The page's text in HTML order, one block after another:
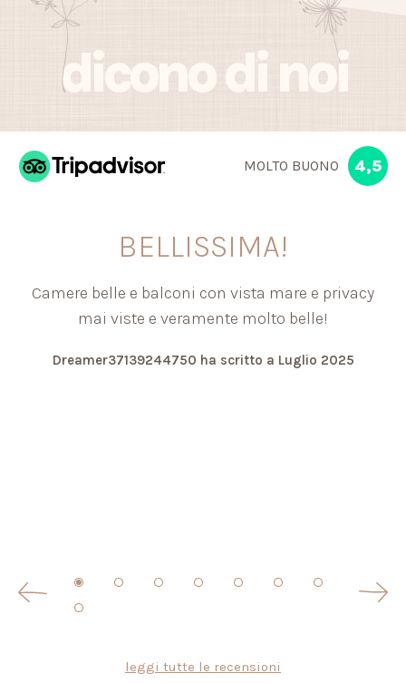
dicono di noi
MOLTO BUONO 4,5
BELLISSIMA!
Camere belle e balconi con vista mare e privacy
mai viste e veramente molto belle!
Dreamer37139244750 ha scritto a Luglio 2025
leggi tutte le recensioni